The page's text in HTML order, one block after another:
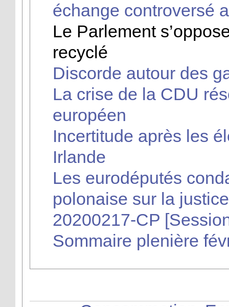
échange controversé
Le Parlement
recyclé
Discorde autour des
La crise de la CDU
européen
Incertitude après les
Irlande
Les eurodéputés
polonaise sur la justice
20200217-CP
Sommaire plenière